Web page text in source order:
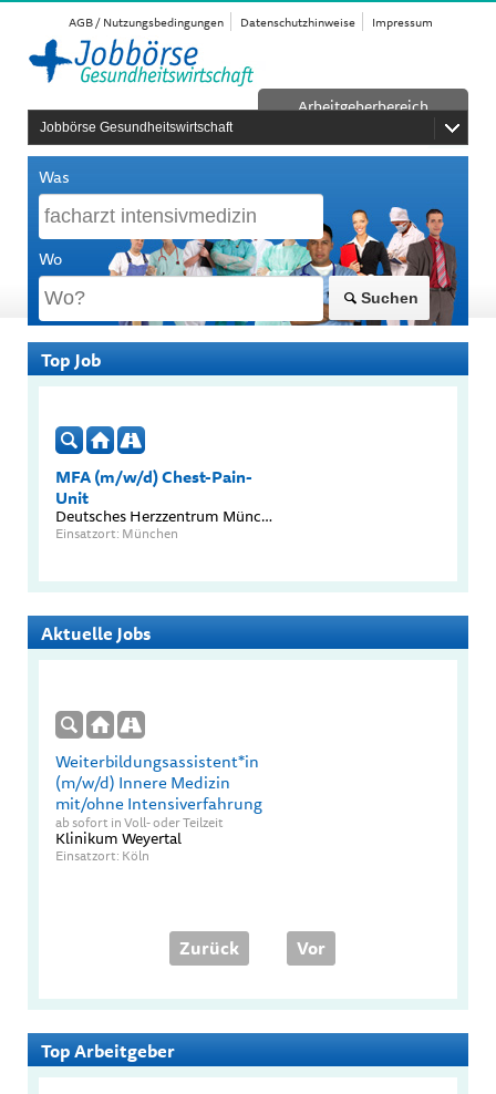
AGB / Nutzungsbedingungen Datenschutzhinweise Impressum
Jobbörse Gesundheitswirtschaft
Arbeitgeberbereich
Was
Wo
Suchen
Top Job
MFA (m/w/d) Chest-Pain-
Unit
Deutsches Herzzentrum München TUM Universitätsklinikum
Einsatzort: München
Aktuelle Jobs
Weiterbildungsassistent*in
(m/w/d) Innere Medizin
mit/ohne Intensiverfahrung
ab sofort in Voll- oder Teilzeit
Klinikum Weyertal
Einsatzort: Köln
Zurück Vor
Top Arbeitgeber